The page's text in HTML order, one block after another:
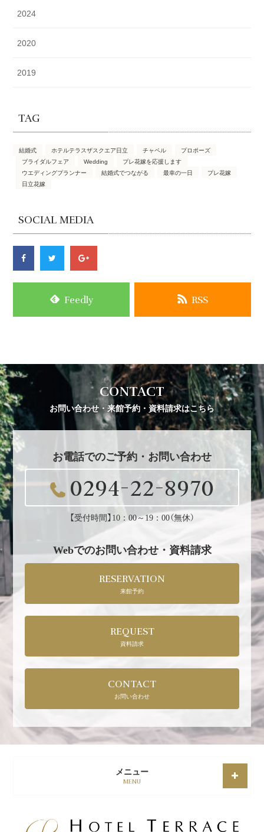
2024
2020
2019
TAG
結婚式 ホテルテラスザスクエア日立 チャペル
プロポーズ
ブライダルフェア
Wedding
プレ花嫁を応援します
ウエディングプランナー
結婚式でつながる 最幸の一日
プレ花嫁
日立花嫁
SOCIAL MEDIA
Feedly RSS
CONTACT
お問い合わせ・来館予約・資料請求はこちら
お電話でのご予約・お問い合わせ
0294-22-8970
【受付時間】10：00～19：00（無休）
Webでのお問い合わせ・資料請求
RESERVATION
来館予約
REQUEST
資料請求
CONTACT
お問い合わせ
メニュー
MENU